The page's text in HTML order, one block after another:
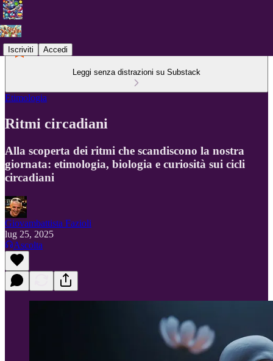
Iscriviti Accedi
Leggi senza distrazioni su Substack
Etimologia
Ritmi circadiani
Alla scoperta dei ritmi che scandiscono la nostra
giornata: etimologia, biologia e curiosità sui cicli
circadiani
Giovambattista Fazioli
lug 25, 2025
Ascolta